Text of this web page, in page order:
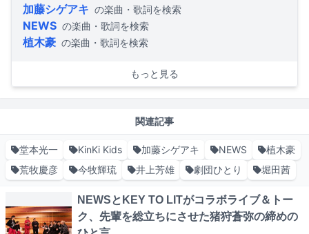
加藤シゲアキ の楽曲・歌詞を検索
NEWS の楽曲・歌詞を検索
植木豪 の楽曲・歌詞を検索
もっと見る
関連記事
堂本光一 KinKi Kids 加藤シゲアキ NEWS
植木豪
荒牧慶彦
今牧輝琉 井上芳雄 劇団ひとり 堀田茜
NEWSとKEY TO LITがコラボライブ＆トー
ク、先輩を総立ちにさせた猪狩蒼弥の締めの